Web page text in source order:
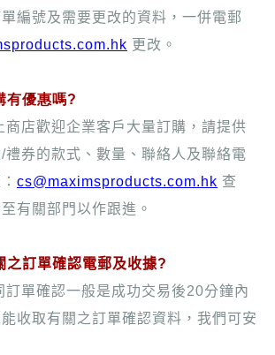
編號及需要更改的資料，一併電郵
更改。
有優惠嗎?
商店歡迎企業客戶大量訂購，請提供
/禮券的款式、數量、聯絡人及聯絡電
cs@maximsproducts.com.hk 查
有關部門以作跟進。
之訂單確認電郵及收據?
訂單確認一般是成功交易後20分鐘內
收取有關之訂單確認資料，我們可安